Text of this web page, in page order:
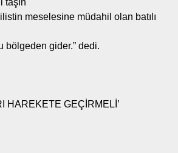
taşın
meselesine müdahil olan batılı
bu bölgeden gider.” dedi.
HAREKETE GEÇİRMELİ’